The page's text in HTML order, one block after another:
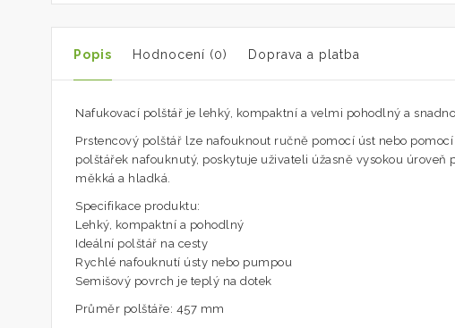
Popis Hodnocení (0) Doprava a platba
Nafukovací polštář je lehký, kompaktní a velmi pohodlný a
Prstencový polštář lze nafouknout ručně pomocí úst nebo
polštářek nafouknutý, poskytuje uživateli úžasně vysokou
měkká a hladká.
Specifikace produktu:
Lehký, kompaktní a pohodlný
Ideální polštář na cesty
Rychlé nafouknutí ústy nebo pumpou
Semišový povrch je teplý na dotek
Průměr polštáře: 457 mm